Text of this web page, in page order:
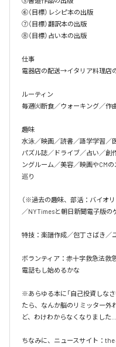
⑥（目標）レシピ本の出版
⑦（目標）翻訳本の出版
⑧（目標）占い本の出版
仕事
電器店の配送→イタリア料理
ルーティン
毎週㈫断食／ウォーキング／作
趣味
水泳／映画／読書／語学学習／
パズル誌／ドライブ／占い／創
ングルーム／美容／映画やCM
巡り
（※過去の趣味、部活：バイオ
／NYTimesと朝日新聞電子版の
特技：楽譜作成／包丁さばき／
ボランティア：赤十字救急法
電話もし始めるかな
※あらゆる本に「自己投資しな
たら、なんか脳のリミッター外
ど、わけわからなくなりました
ちなみに、ニュースサイト：